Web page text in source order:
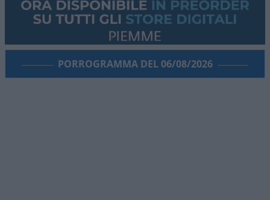
PORROGRAMMA DEL 06/08/2026